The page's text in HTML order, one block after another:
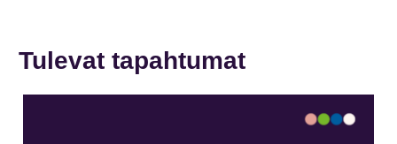
Tulevat tapahtumat